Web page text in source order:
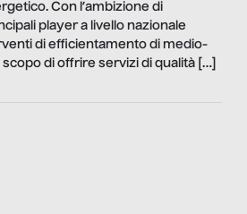
Con l’ambizione di
player a livello nazionale​
di efficientamento di medio-
di offrire servizi di qualità […]